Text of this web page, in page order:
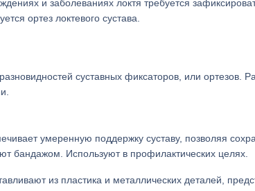
и заболеваниях локтя требуется
ортез локтевого сустава.
суставных фиксаторов, или ортезов.
умеренную поддержку суставу, позволяя
бандажом. Используют в профилактических целях.
из пластика и металлических деталей,